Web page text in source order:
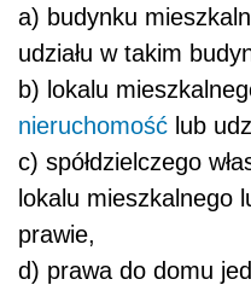
a) budynku
udziału w takim
b) lokalu
nieruchomość lub
c) spółdzielczego
lokalu mieszkalnego
prawie,
d) prawa do domu